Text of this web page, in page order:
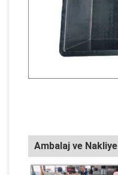
Ambalaj ve Nakliye